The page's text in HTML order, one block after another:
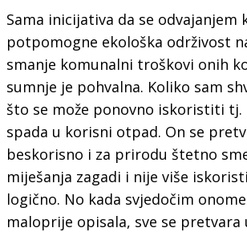
Sama inicijativa da se odvajanjem
potpomogne ekološka održivost
smanje komunalni troškovi onih
sumnje je pohvalna. Koliko sam
što se može ponovno iskoristiti
spada u korisni otpad. On se
beskorisno i za prirodu štetno
miješanja zagadi i nije više
logično. No kada svjedočim
maloprije opisala, sve se